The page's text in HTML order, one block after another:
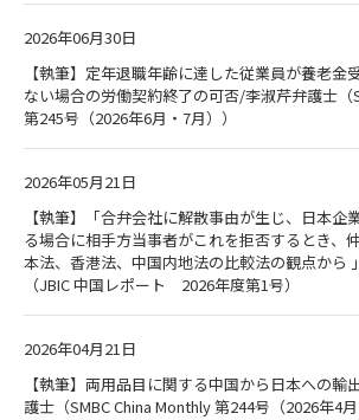
2026年06月30日
【執筆】定年退職年齢に達した従業員が養老金
ない場合の労働契約終了の可否/李淑芹弁護士（
第245号（2026年6月・7月））
2026年05月21日
【執筆】「合弁会社に解散事由が生じ、日本企
る場合に相手方当事者がこれを拒否するとき、
本法、香港法、中国内地法の比較法の観点から
（JBIC 中国レポート 2026年度第1号）
2026年04月21日
【執筆】両用品目に関する中国から日本への輸
護士（SMBC China Monthly 第244号（2026年4月